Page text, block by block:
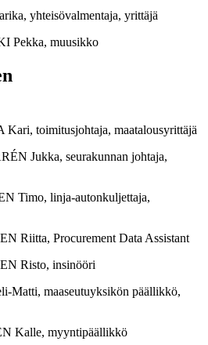
yrittäjä
muusikko
maatalousyrittäjä
seurakunnan johtaja,
linja-autonkuljettaja,
Procurement Data Assistant
insinööri
päällikkö,
myyntipäällikkö